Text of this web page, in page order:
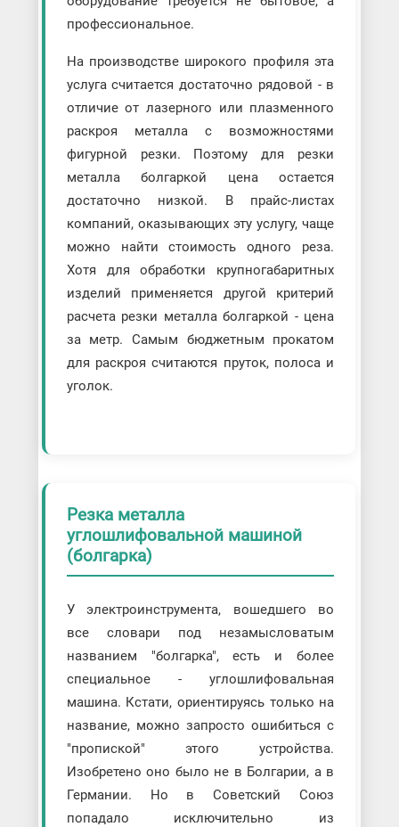
профессиональное.
На производстве широкого профиля эта
услуга считается достаточно рядовой - в
отличие от лазерного или плазменного
раскроя металла с возможностями
фигурной резки. Поэтому для резки
металла болгаркой цена остается
достаточно низкой. В прайс-листах
компаний, оказывающих эту услугу, чаще
можно найти стоимость одного реза.
Хотя для обработки крупногабаритных
изделий применяется другой критерий
расчета резки металла болгаркой - цена
за метр. Самым бюджетным прокатом
для раскроя считаются пруток, полоса и
уголок.
Резка металла
углошлифовальной машиной
(болгарка)
У электроинструмента, вошедшего во
все словари под незамысловатым
названием "болгарка", есть и более
специальное - углошлифовальная
машина. Кстати, ориентируясь только на
название, можно запросто ошибиться с
"пропиской" этого устройства.
Изобретено оно было не в Болгарии, а в
Германии. Но в Советский Союз
попадало исключительно из